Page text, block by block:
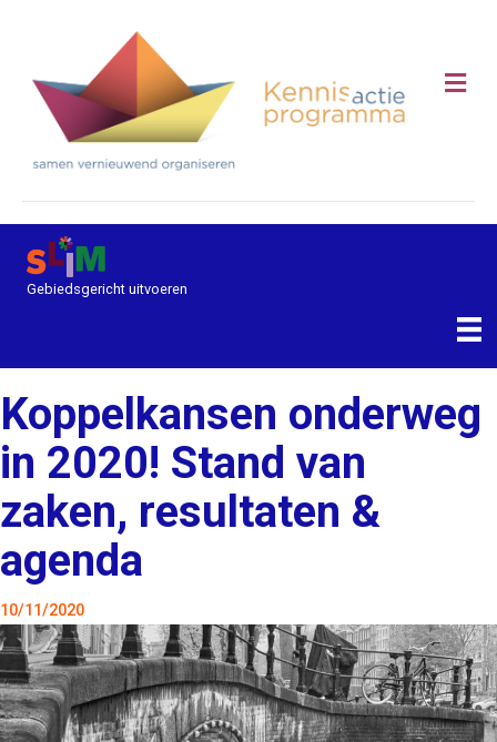
Gebiedsgericht uitvoeren
Koppelkansen onderweg
in 2020! Stand van
zaken, resultaten &
agenda
10/11/2020